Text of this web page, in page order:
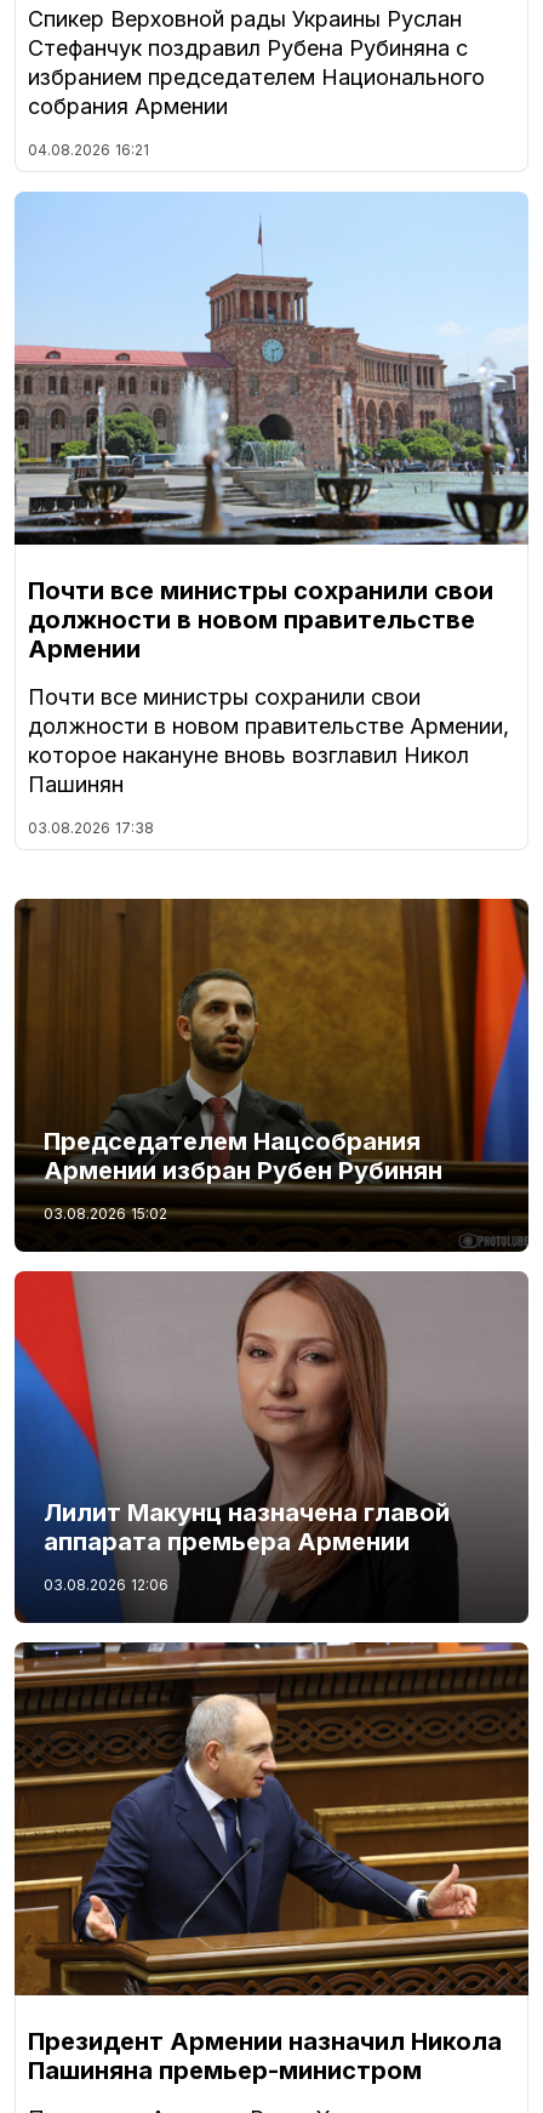
Спикер Верховной рады Украины Руслан
Стефанчук поздравил Рубена Рубиняна с
избранием председателем Национального
собрания Армении
04.08.2026 16:21
Почти все министры сохранили свои
должности в новом правительстве
Армении
Почти все министры сохранили свои
должности в новом правительстве Армении,
которое накануне вновь возглавил Никол
Пашинян
03.08.2026 17:38
Председателем Нацсобрания
Армении избран Рубен Рубинян
03.08.2026 15:02
Лилит Макунц назначена главой
аппарата премьера Армении
03.08.2026 12:06
Президент Армении назначил Никола
Пашиняна премьер-министром